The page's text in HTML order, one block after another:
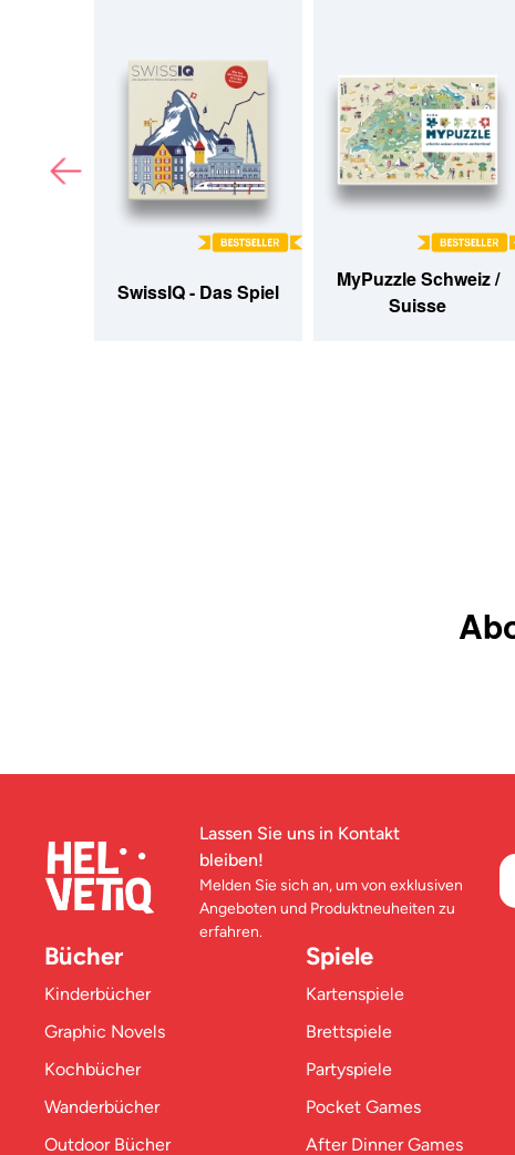
SwissIQ - Das Spiel
MyPuzzle Schweiz /
Suisse
Lassen Sie uns in Kontakt
bleiben!
Melden Sie sich an, um von exklusiven
Angeboten und Produktneuheiten zu
erfahren.
Bücher
Kinderbücher
Graphic Novels
Kochbücher
Wanderbücher
Outdoor Bücher
Spiele
Kartenspiele
Brettspiele
Partyspiele
Pocket Games
After Dinner Games